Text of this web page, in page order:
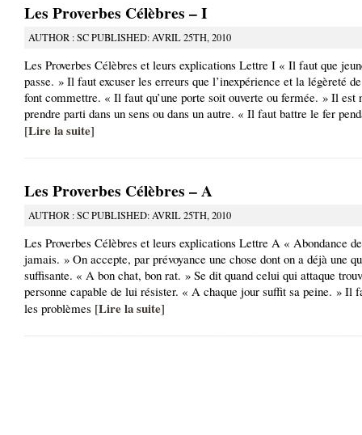
Les Proverbes Célèbres – I
AUTHOR : SC PUBLISHED: AVRIL 25TH, 2010
Les Proverbes Célèbres et leurs explications Lettre I « Il faut que
passe. » Il faut excuser les erreurs que l’inexpérience et la légèreté
font commettre. « Il faut qu’une porte soit ouverte ou fermée. » Il est
prendre parti dans un sens ou dans un autre. « Il faut battre le fer
[Lire la suite]
Les Proverbes Célèbres – A
AUTHOR : SC PUBLISHED: AVRIL 25TH, 2010
Les Proverbes Célèbres et leurs explications Lettre A « Abondance
jamais. » On accepte, par prévoyance une chose dont on a déjà une
suffisante. « A bon chat, bon rat. » Se dit quand celui qui attaque
personne capable de lui résister. « A chaque jour suffit sa peine. » Il
les problèmes [Lire la suite]